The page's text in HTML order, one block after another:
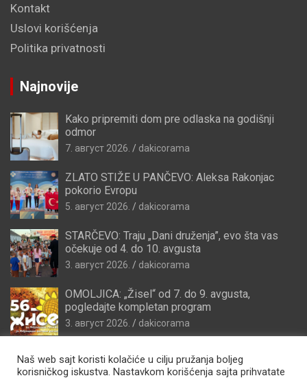
Kontakt
Uslovi korišćenja
Politika privatnosti
Najnovije
Kako pripremiti dom pre odlaska na godišnji
odmor
7. август 2026. dakicorama
ZLATO STIŽE U PANČEVO: Aleksa Rakonjac
pokorio Evropu
5. август 2026. dakicorama
STARČEVO: Traju „Dani druženja”, evo šta vas
očekuje od 4. do 10. avgusta
3. август 2026. dakicorama
OMOLJICA: „Žisel“ od 7. do 9. avgusta,
pogledajte kompletan program
3. август 2026. dakicorama
Naš web sajt koristi kolačiće u cilju pružanja boljeg
korisničkog iskustva. Nastavkom korišćenja sajta prihvatate